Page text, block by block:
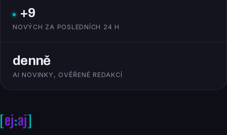
+9
NOVÝCH ZA POSLEDNÍCH 24 H
denně
AI NOVINKY, OVĚŘENÉ REDAKCÍ